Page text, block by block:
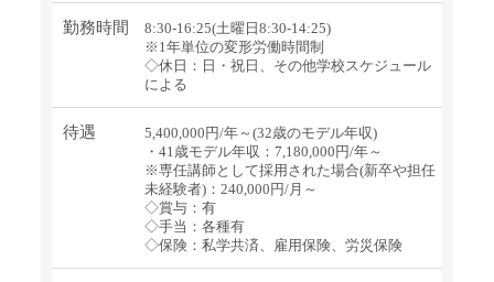
勤務時間
8:30-16:25(土曜日8:30-14:25)
※1年単位の変形労働時間制
◇休日：日・祝日、その他学校スケジュール
による
待遇
5,400,000円/年～(32歳のモデル年収)
・41歳モデル年収：7,180,000円/年～
※専任講師として採用された場合(新卒や担任
未経験者)：240,000円/月～
◇賞与：有
◇手当：各種有
◇保険：私学共済、雇用保険、労災保険